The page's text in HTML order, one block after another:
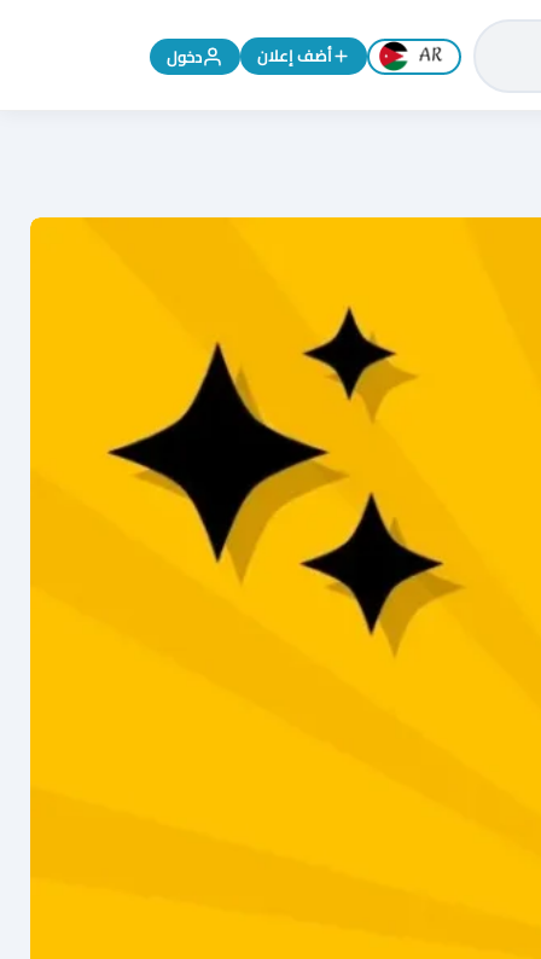
تغيير اللغة إلى الإنجليزية
أضف إعلان دخول